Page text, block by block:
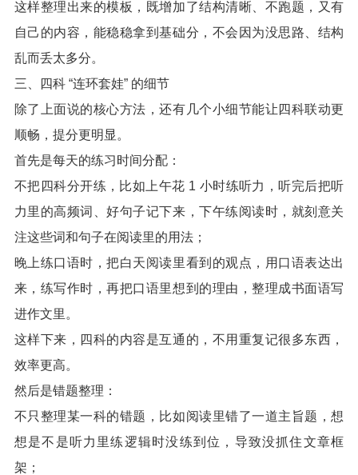
这样整理出来的模板，既增加了结构清晰、不跑题，又有
自己的内容，能稳稳拿到基础分，不会因为没思路、结构
乱而丢太多分。
三、四科 “连环套娃” 的细节
除了上面说的核心方法，还有几个小细节能让四科联动更
顺畅，提分更明显。
首先是每天的练习时间分配：
不把四科分开练，比如上午花 1 小时练听力，听完后把听
力里的高频词、好句子记下来，下午练阅读时，就刻意关
注这些词和句子在阅读里的用法；
晚上练口语时，把白天阅读里看到的观点，用口语表达出
来，练写作时，再把口语里想到的理由，整理成书面语写
进作文里。
这样下来，四科的内容是互通的，不用重复记很多东西，
效率更高。
然后是错题整理：
不只整理某一科的错题，比如阅读里错了一道主旨题，想
想是不是听力里练逻辑时没练到位，导致没抓住文章框
架；